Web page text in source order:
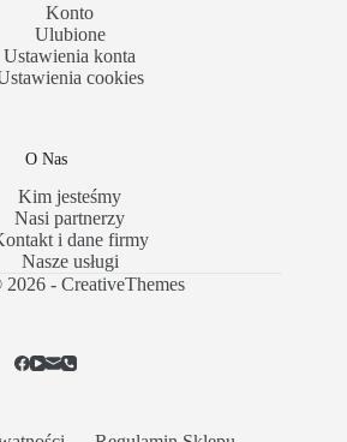
Konto
Ulubione
Ustawienia konta
cookies
O Nas
Kim jesteśmy
Nasi partnerzy
i dane firmy
Nasze usługi
2026 -CreativeThemes